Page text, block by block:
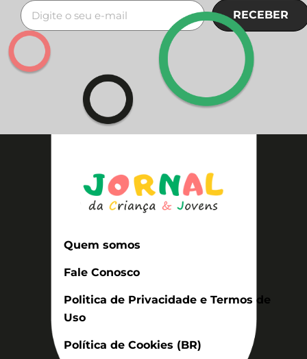
RECEBER
Quem somos
Fale Conosco
Politica de Privacidade e Termos de
Uso
Política de Cookies (BR)